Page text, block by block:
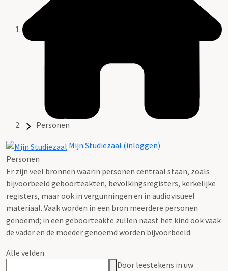
Personen
Mijn Studiezaal (inloggen)
Personen
Er zijn veel bronnen waarin personen centraal staan, zoals
bijvoorbeeld geboorteakten, bevolkingsregisters, kerkelijke
registers, maar ook in vergunningen en in audiovisueel
materiaal. Vaak worden in een bron meerdere personen
genoemd; in een geboorteakte zullen naast het kind ook vaak
de vader en de moeder genoemd worden bijvoorbeeld.
Alle velden
Door leestekens in uw